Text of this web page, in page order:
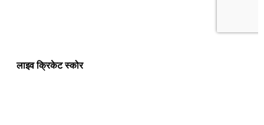
लाइव क्रिकेट स्कोर